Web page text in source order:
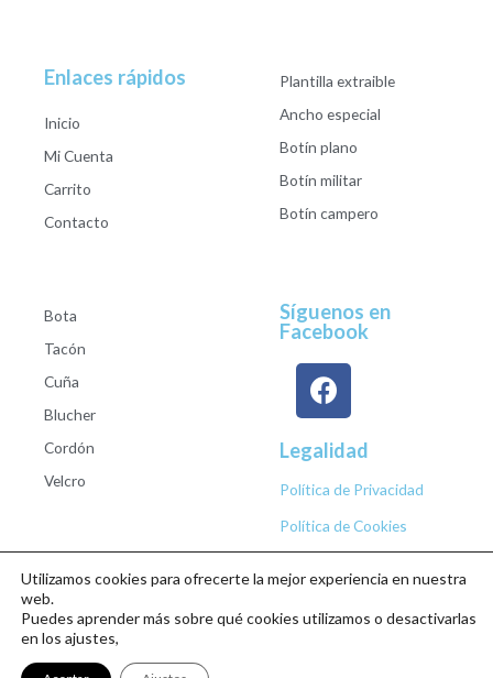
Enlaces rápidos
Inicio
Mi Cuenta
Carrito
Contacto
Plantilla extraible
Ancho especial
Botín plano
Botín militar
Botín campero
Bota
Tacón
Cuña
Blucher
Cordón
Velcro
Síguenos en
Facebook
Legalidad
Política de Privacidad
Política de Cookies
Copyright © 2026 Calzados Roberto Studio
Utilizamos cookies para ofrecerte la mejor experiencia en nuestra
web.
Puedes aprender más sobre qué cookies utilizamos o desactivarlas
en los ajustes,